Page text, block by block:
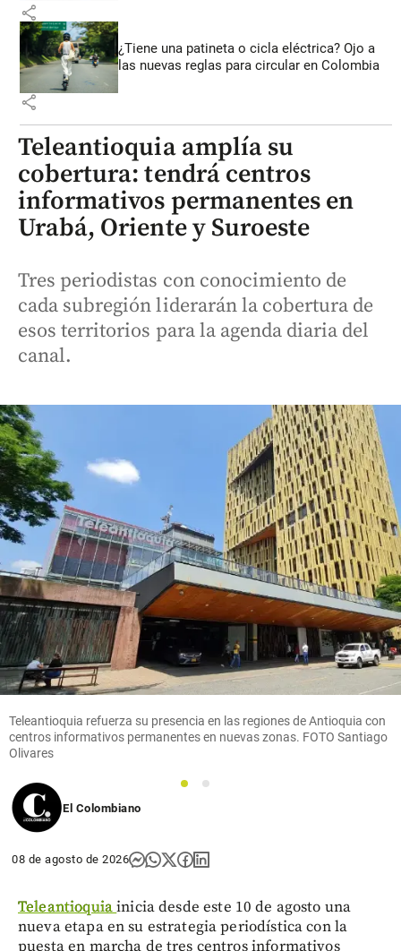
share
¿Tiene una patineta o cicla eléctrica? Ojo a
las nuevas reglas para circular en Colombia
share
Teleantioquia amplía su
cobertura: tendrá centros
informativos permanentes en
Urabá, Oriente y Suroeste
Tres periodistas con conocimiento de
cada subregión liderarán la cobertura de
esos territorios para la agenda diaria del
canal.
Teleantioquia refuerza su presencia en las regiones de Antioquia con
centros informativos permanentes en nuevas zonas. FOTO Santiago
Olivares
1
2
El Colombiano
08 de agosto de 2026
Teleantioquiainicia desde este 10 de agosto una
nueva etapa en su estrategia periodística con la
puesta en marcha de tres centros informativos